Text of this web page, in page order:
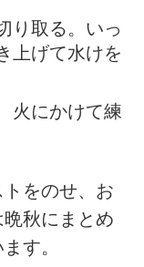
り取る。いっ
上げて水けを
火にかけて練
をのせ、お
秋にまとめ
す。